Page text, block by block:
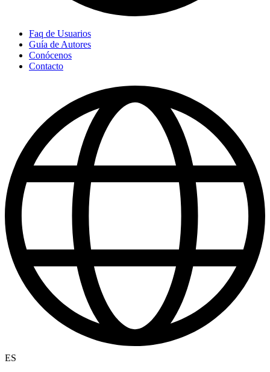
Faq de Usuarios
Guía de Autores
Conócenos
Contacto
ES